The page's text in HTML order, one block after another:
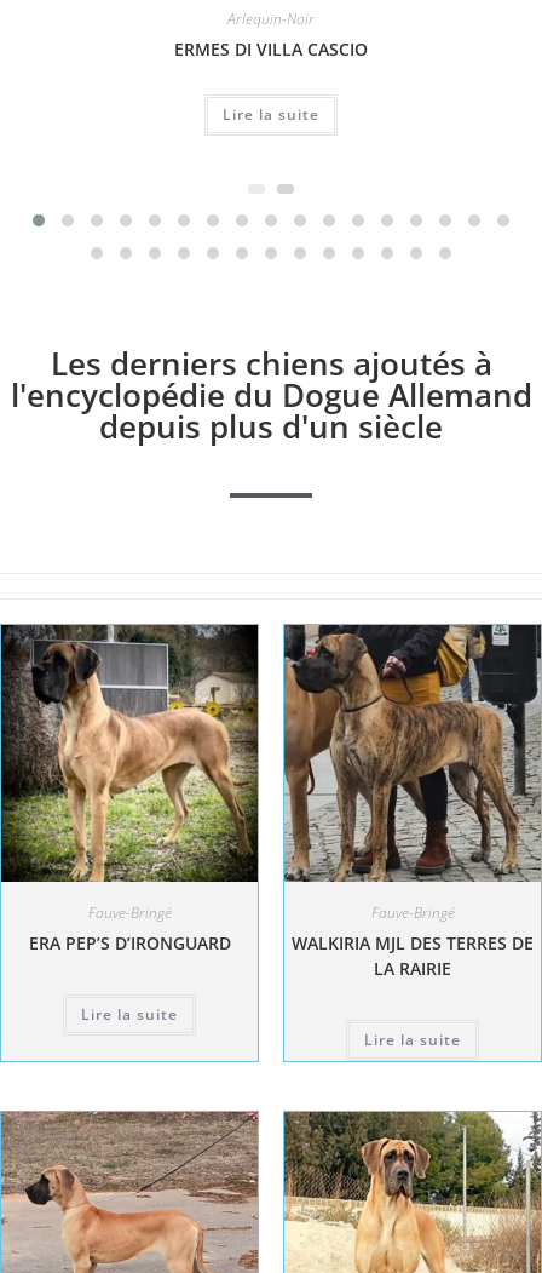
Arlequin-Noir
ERMES DI VILLA CASCIO
Lire la suite
Les derniers chiens ajoutés à
l'encyclopédie du Dogue Allemand
depuis plus d'un siècle
Fauve-Bringé
ERA PEP’S D’IRONGUARD
Lire la suite
Fauve-Bringé
WALKIRIA MJL DES TERRES DE
LA RAIRIE
Lire la suite